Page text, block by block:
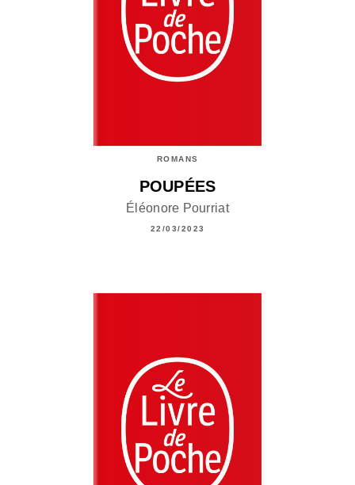
ROMANS
POUPÉES
Éléonore Pourriat
22/03/2023